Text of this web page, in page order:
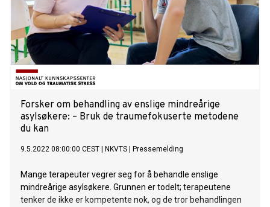
Forsker om behandling av enslige mindreårige
asylsøkere: – Bruk de traumefokuserte metodene
du kan
9.5.2022 08:00:00 CEST NKVTS Pressemelding
Mange terapeuter vegrer seg for å behandle enslige
mindreårige asylsøkere. Grunnen er todelt; terapeutene
tenker de ikke er kompetente nok, og de tror behandlingen